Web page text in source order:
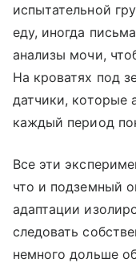
испытательной
еду, иногда
анализы мочи,
На кроватях под
датчики, которые
каждый период
Все эти
что и подземный
адаптации
следовать
немного дольше